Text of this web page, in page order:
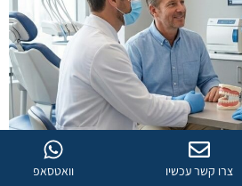
השפעה ישירה על האסתטיקה, הבריאות הכללית וכמובן
צרו קשר עכשיו וואטסאפ